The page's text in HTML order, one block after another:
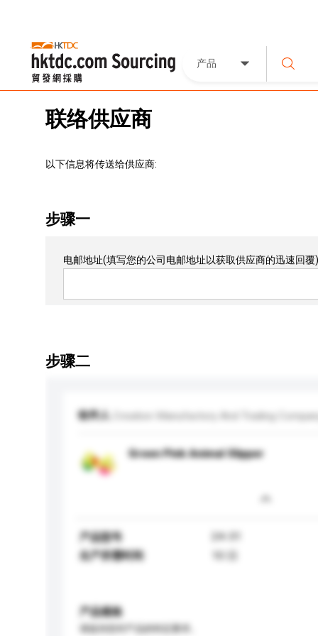
产品
联络供应商
以下信息将传送给供应商:
步骤一
电邮地址(填写您的公司电邮地址以获取供应商的迅速回覆)
步骤二
收件人 Creation Manufactory And Trading
Green Pink Animal Slipper
产品型号
24-31
生产所需时间
产品规格